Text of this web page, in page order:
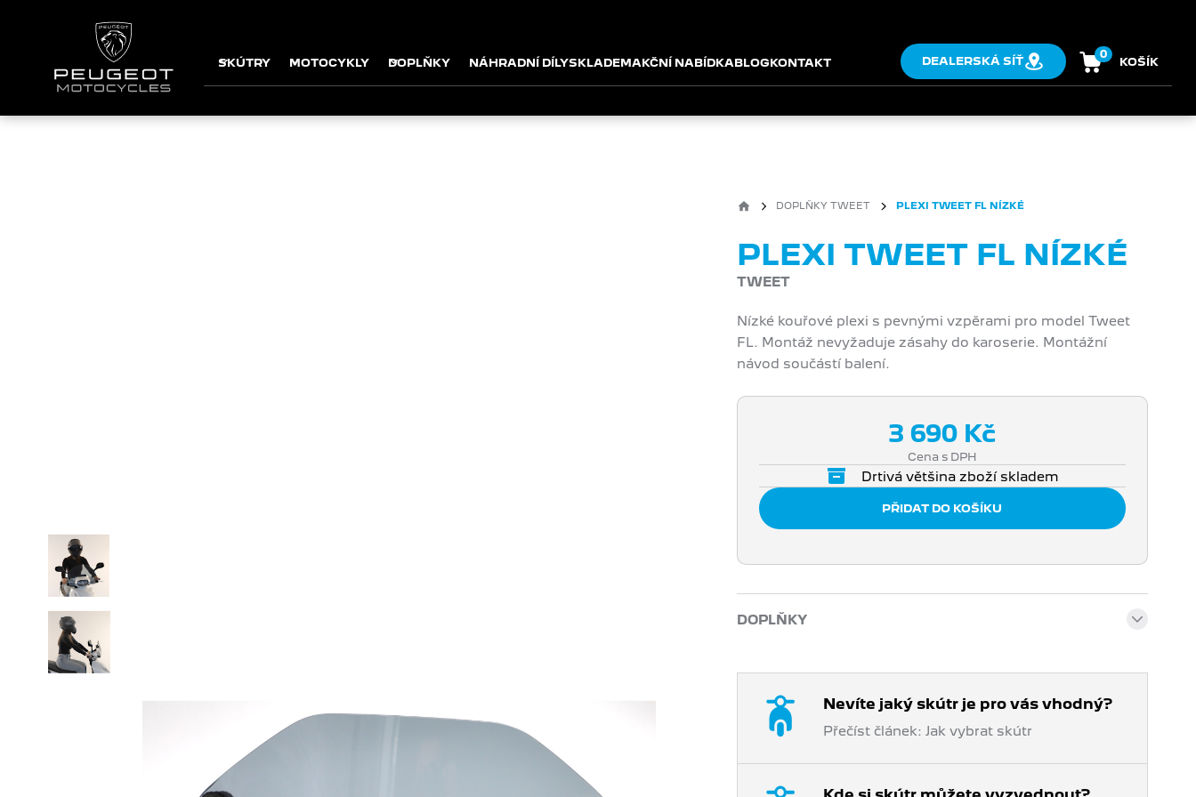
SKÚTRY MOTOCYKLY DOPLŇKY NÁHRADNÍ DÍLYSKLADEMAKČNÍ NABÍDKABLOGKONTAKT DEALERSKÁ SÍŤ
0
KOŠÍK
DOPLŇKY TWEET PLEXI TWEET FL NÍZKÉ
PLEXI TWEET FL NÍZKÉ
TWEET
Nízké kouřové plexi s pevnými vzpěrami pro model Tweet
FL. Montáž nevyžaduje zásahy do karoserie. Montážní
návod součástí balení.
3 690 Kč
Cena s DPH
Drtivá většina zboží skladem
DOPLŇKY
Nevíte jaký skútr je pro vás vhodný?
Přečíst článek: Jak vybrat skútr